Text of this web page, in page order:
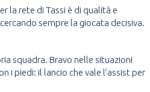
la rete di Tassi è di qualità e
sempre la giocata decisiva.
squadra. Bravo nelle situazioni
i piedi: il lancio che vale l’assist per